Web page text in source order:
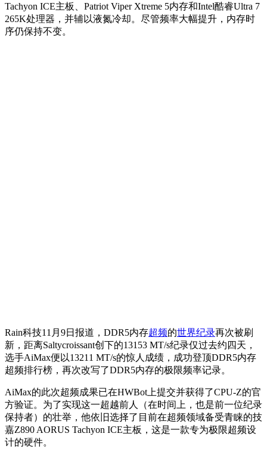
Tachyon ICE主板、Patriot Viper Xtreme 5内存和Intel酷睿Ultra 7
265K处理器，并辅以液氮冷却。尽管频率大幅提升，内存时
序仍保持不变。
Rain科技11月9日报道，DDR5内存超频的世界纪录再次被刷
新，距离Saltycroissant创下的13153 MT/s纪录仅过去约四天，
选手AiMax便以13211 MT/s的惊人成绩，成功登顶DDR5内存
超频排行榜，再次改写了DDR5内存的极限频率记录。
AiMax的此次超频成果已在HWBot上提交并获得了CPU-Z的官
方验证。为了实现这一超越前人（在时间上，也是前一位纪录
保持者）的壮举，他依旧选择了目前在超频领域备受青睐的技
嘉Z890 AORUS Tachyon ICE主板，这是一款专为极限超频设
计的硬件。